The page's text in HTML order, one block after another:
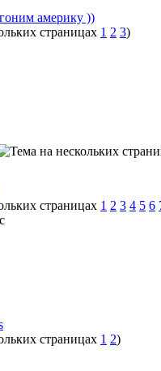
америку ))
1 2 3)
1 2 3 4 5 6
1 2)